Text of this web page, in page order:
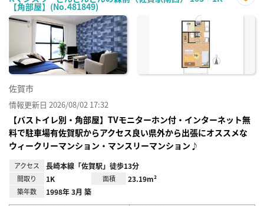
【角部屋】(No.481849)
に入
佐賀市
情報更新日 2026/08/02 17:32
【バストイレ別・角部屋】TVモニターホン付・インターネット無
料で駐車場有佐賀駅からアクセス良い県外から出張にオススメな
ウィークリーマンション・マンスリーマンション♪
アクセス 長崎本線「佐賀駅」徒歩13分
間取り 1K 面積 23.19m²
築年数 1998年 3月 築